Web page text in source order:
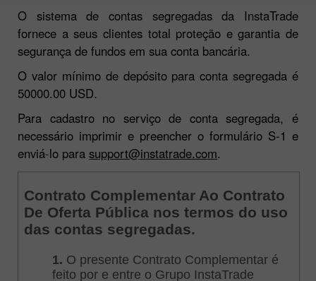
O sistema de contas segregadas da InstaTrade
fornece a seus clientes total proteção e garantia de
segurança de fundos em sua conta bancária.
O valor mínimo de depósito para conta segregada é
50000.00 USD.
Para cadastro no serviço de conta segregada, é
necessário imprimir e preencher o formulário S-1 e
enviá-lo para support@instatrade.com.